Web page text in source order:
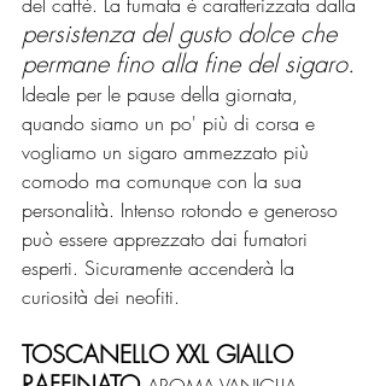
persistenza del gusto dolce che
permane fino alla fine del sigaro.
Ideale per le pause della giornata,
quando siamo un po' più di corsa e
vogliamo un sigaro ammezzato più
comodo ma comunque con la sua
personalità. Intenso rotondo e generoso
può essere apprezzato dai fumatori
esperti. Sicuramente accenderà la
curiosità dei neofiti.
TOSCANELLO XXL GIALLO